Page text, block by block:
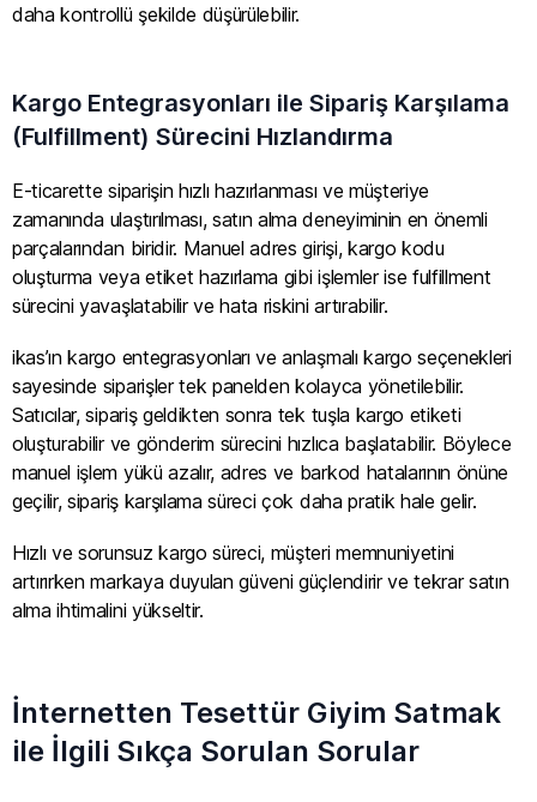
daha kontrollü şekilde düşürülebilir.
Kargo Entegrasyonları ile Sipariş Karşılama
(Fulfillment) Sürecini Hızlandırma
E-ticarette siparişin hızlı hazırlanması ve müşteriye
zamanında ulaştırılması, satın alma deneyiminin en önemli
parçalarından biridir. Manuel adres girişi, kargo kodu
oluşturma veya etiket hazırlama gibi işlemler ise fulfillment
sürecini yavaşlatabilir ve hata riskini artırabilir.
ikas’ın kargo entegrasyonları ve anlaşmalı kargo seçenekleri
sayesinde siparişler tek panelden kolayca yönetilebilir.
Satıcılar, sipariş geldikten sonra tek tuşla kargo etiketi
oluşturabilir ve gönderim sürecini hızlıca başlatabilir. Böylece
manuel işlem yükü azalır, adres ve barkod hatalarının önüne
geçilir, sipariş karşılama süreci çok daha pratik hale gelir.
Hızlı ve sorunsuz kargo süreci, müşteri memnuniyetini
artırırken markaya duyulan güveni güçlendirir ve tekrar satın
alma ihtimalini yükseltir.
İnternetten Tesettür Giyim Satmak
ile İlgili Sıkça Sorulan Sorular